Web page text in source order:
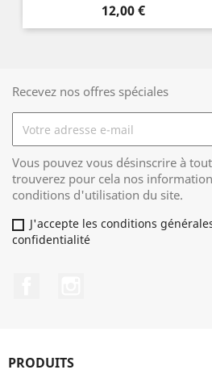
Prix
12,00 €
Recevez nos offres spéciales
Vous pouvez vous désinscrire à
trouverez pour cela nos
conditions d'utilisation du site.
J'accepte les conditions
confidentialité
PRODUITS